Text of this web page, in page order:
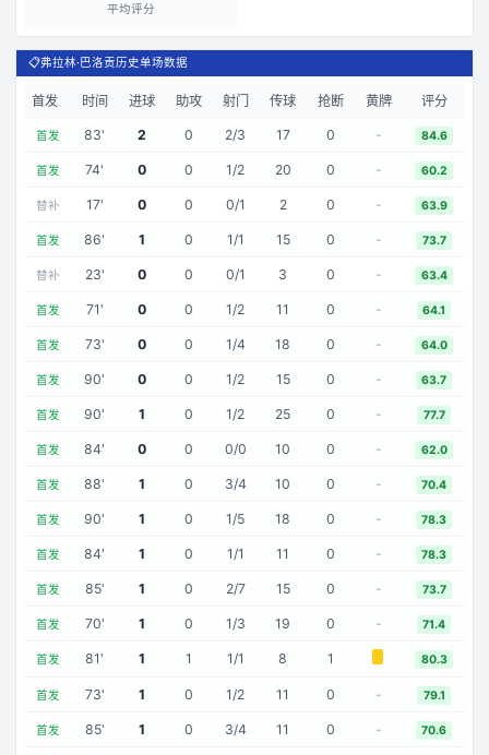
平均评分
📋弗拉林·巴洛贡历史单场数据
首发 时间 进球 助攻 射门 传球 抢断 黄牌 评分
首发 83' 2 0 2/3 17 0 - 84.6
首发 74' 0 0 1/2 20 0 - 60.2
替补 17' 0 0 0/1 2 0 - 63.9
首发 86' 1 0 1/1 15 0 - 73.7
替补 23' 0 0 0/1 3 0 - 63.4
首发 71' 0 0 1/2 11 0 - 64.1
首发 73' 0 0 1/4 18 0 - 64.0
首发 90' 0 0 1/2 15 0 - 63.7
首发 90' 1 0 1/2 25 0 - 77.7
首发 84' 0 0 0/0 10 0 - 62.0
首发 88' 1 0 3/4 10 0 - 70.4
首发 90' 1 0 1/5 18 0 - 78.3
首发 84' 1 0 1/1 11 0 - 78.3
首发 85' 1 0 2/7 15 0 - 73.7
首发 70' 1 0 1/3 19 0 - 71.4
首发 81' 1 1 1/1 8 1 80.3
首发 73' 1 0 1/2 11 0 - 79.1
首发 85' 1 0 3/4 11 0 - 70.6